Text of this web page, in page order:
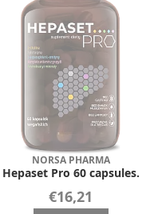
NORSA PHARMA
Hepaset Pro 60 capsules.
€16,21